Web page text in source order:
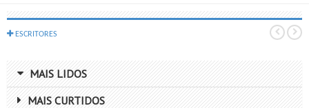
ESCRITORES
MAIS LIDOS
MAIS CURTIDOS